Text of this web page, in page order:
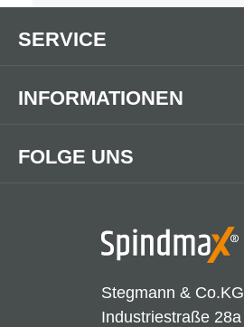
Stegmann & Co.KG
Industriestraße 28a
FOLGE UNS
SERVICE
INFORMATIONEN